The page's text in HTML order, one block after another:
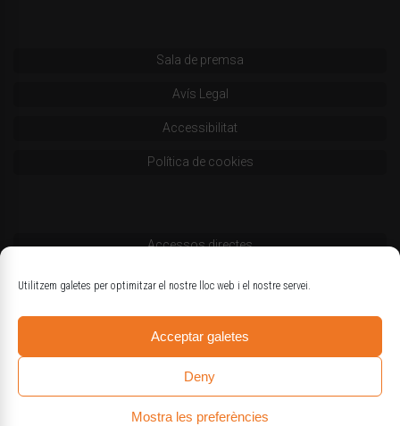
Utilitzem galetes per optimitzar el nostre lloc web i el nostre servei.
Acceptar galetes
Deny
Mostra les preferències
Sala de premsa
Avís Legal
Accessibilitat
Política de cookies
Accessos directes
Codi deontològic
Logotips oficials